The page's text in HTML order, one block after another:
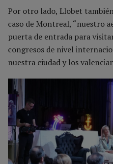
Por otro lado, Llobet
caso de Montreal, “nuestro
puerta de entrada para
congresos de nivel
nuestra ciudad y los